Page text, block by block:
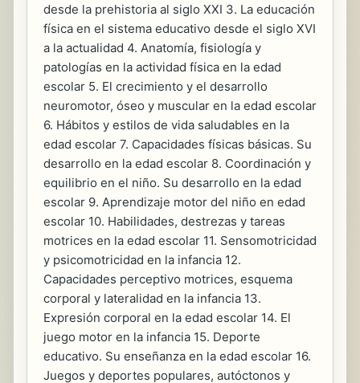
desde la prehistoria al siglo XXI 3. La educación
física en el sistema educativo desde el siglo XVI
a la actualidad 4. Anatomía, fisiología y
patologías en la actividad física en la edad
escolar 5. El crecimiento y el desarrollo
neuromotor, óseo y muscular en la edad escolar
6. Hábitos y estilos de vida saludables en la
edad escolar 7. Capacidades físicas básicas. Su
desarrollo en la edad escolar 8. Coordinación y
equilibrio en el niño. Su desarrollo en la edad
escolar 9. Aprendizaje motor del niño en edad
escolar 10. Habilidades, destrezas y tareas
motrices en la edad escolar 11. Sensomotricidad
y psicomotricidad en la infancia 12.
Capacidades perceptivo motrices, esquema
corporal y lateralidad en la infancia 13.
Expresión corporal en la edad escolar 14. El
juego motor en la infancia 15. Deporte
educativo. Su enseñanza en la edad escolar 16.
Juegos y deportes populares, autóctonos y